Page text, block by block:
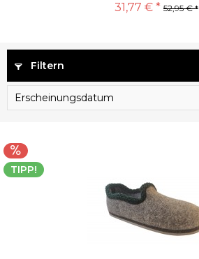
31,77 € * 52,95 € *
Filtern
TIPP!